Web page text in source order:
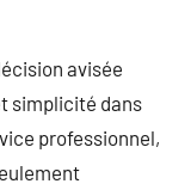
avisée
simplicité dans
professionnel,